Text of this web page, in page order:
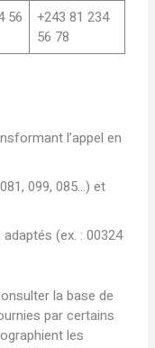
56
+243 81 234
56 78
l’appel en
099, 085…) et
(ex. : 00324
la base de
par certains
les